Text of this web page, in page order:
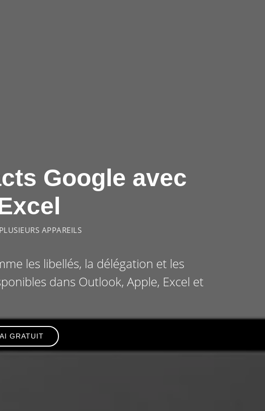
Google avec
APPAREILS
les libellés, la délégation et les
dans Outlook, Apple, Excel et
GRATUIT